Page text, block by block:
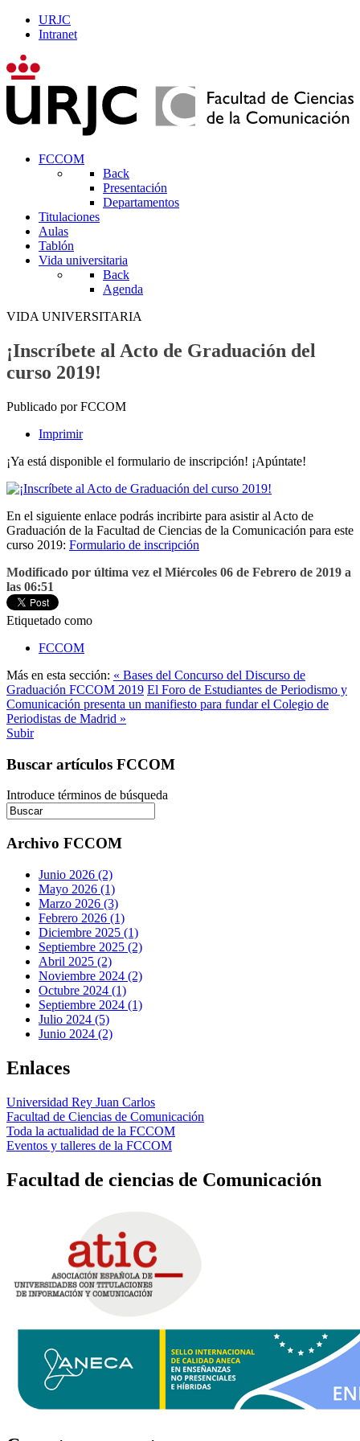
URJC
Intranet
FCCOM
Back
Presentación
Departamentos
Titulaciones
Aulas
Tablón
Vida universitaria
Back
Agenda
VIDA UNIVERSITARIA
¡Inscríbete al Acto de Graduación del
curso 2019!
Publicado por FCCOM
Imprimir
¡Ya está disponible el formulario de inscripción! ¡Apúntate!
En el siguiente enlace podrás incribirte para asistir al Acto de
Graduación de la Facultad de Ciencias de la Comunicación para este
curso 2019: Formulario de inscripción
Modificado por última vez el Miércoles 06 de Febrero de 2019 a
las 06:51
Etiquetado como
FCCOM
Más en esta sección: « Bases del Concurso del Discurso de
Graduación FCCOM 2019 El Foro de Estudiantes de Periodismo y
Comunicación presenta un manifiesto para fundar el Colegio de
Periodistas de Madrid »
Subir
Buscar artículos FCCOM
Introduce términos de búsqueda
Archivo FCCOM
Junio 2026 (2)
Mayo 2026 (1)
Marzo 2026 (3)
Febrero 2026 (1)
Diciembre 2025 (1)
Septiembre 2025 (2)
Abril 2025 (2)
Noviembre 2024 (2)
Octubre 2024 (1)
Septiembre 2024 (1)
Julio 2024 (5)
Junio 2024 (2)
Enlaces
Universidad Rey Juan Carlos
Facultad de Ciencias de Comunicación
Toda la actualidad de la FCCOM
Eventos y talleres de la FCCOM
Facultad de ciencias de Comunicación